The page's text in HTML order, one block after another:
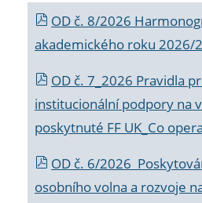
OD č. 8/2026
akademického roku 2026/
OD č. 7_2026 Pravidla
institucionální podpory na
poskytnuté FF UK_Co
OD č. 6/2026
osobního volna a rozvoje